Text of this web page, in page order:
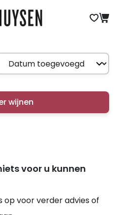
wijnen
voor u kunnen
voor verder advies of